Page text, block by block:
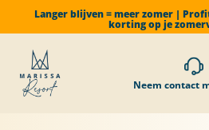
Langer blijven = meer zomer |
korting op je
Neem contact